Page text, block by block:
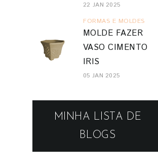
22 JAN 2025
FORMAS E MOLDES
MOLDE FAZER
VASO CIMENTO
IRIS
05 JAN 2025
MINHA LISTA DE
BLOGS